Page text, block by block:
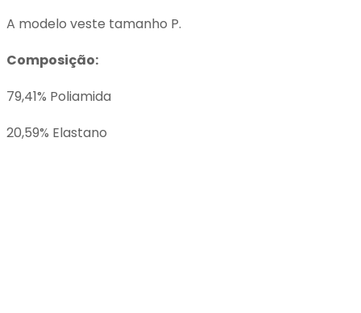
A modelo veste tamanho P.
Composição:
79,41% Poliamida
20,59% Elastano